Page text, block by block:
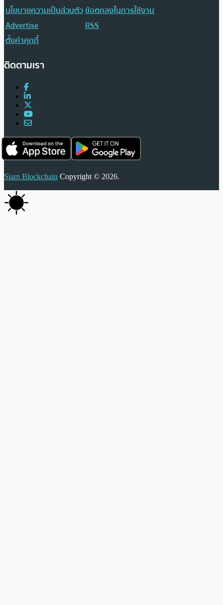
นโยบายความเป็นส่วนตัวข้อตกลงในการใช้งาน
Advertise
RSS
ตั้งค่าคุกกี้
ติดตามเรา
Siam Blockchain Copyright © 2026.